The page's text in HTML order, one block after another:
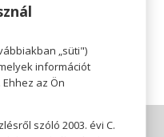
ig, illetve a készlet
„süti")
információt
az Ön
szóló 2003. évi C.